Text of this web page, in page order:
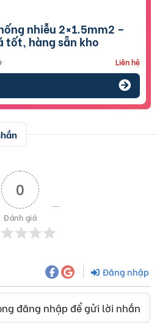
tốt, hàng sẵn kho
Liên hệ
0
Đánh giá
Đăng nhập
đăng nhập để gửi lời nhắn